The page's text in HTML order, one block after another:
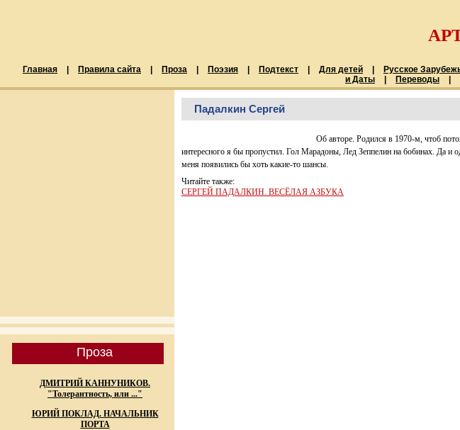
Главная Правила сайта Проза Поэзия Подтекст Для детей Русское
и Даты
Переводы
Проза
ДМИТРИЙ КАННУНИКОВ.
"Толерантность, или ..."
ЮРИЙ ПОКЛАД. НАЧАЛЬНИК
ПОРТА
Падалкин Сергей
Об авторе. Родился в 1970-м, чтоб
интересного я бы пропустил. Гол Марадоны, Лед Зеппелин на бобинах. Да и
меня появились бы хоть какие-то шансы.
Читайте также:
СЕРГЕЙ ПАДАЛКИН. ВЕСЁЛАЯ АЗБУКА